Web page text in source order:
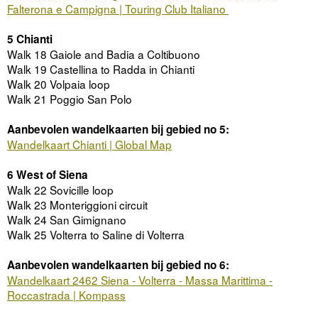
Falterona e Campigna | Touring Club Italiano
5 Chianti
Walk 18 Gaiole and Badia a Coltibuono
Walk 19 Castellina to Radda in Chianti
Walk 20 Volpaia loop
Walk 21 Poggio San Polo
Aanbevolen wandelkaarten bij gebied no 5:
Wandelkaart Chianti | Global Map
6 West of Siena
Walk 22 Sovicille loop
Walk 23 Monteriggioni circuit
Walk 24 San Gimignano
Walk 25 Volterra to Saline di Volterra
Aanbevolen wandelkaarten bij gebied no 6:
Wandelkaart 2462 Siena - Volterra - Massa Marittima -
Roccastrada | Kompass